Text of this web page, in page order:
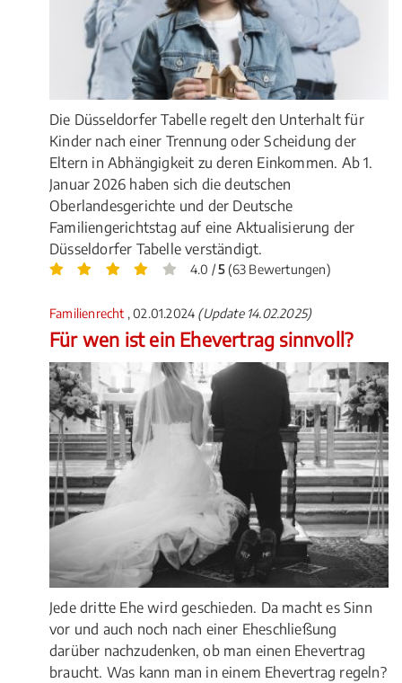
Die Düsseldorfer Tabelle regelt den Unterhalt für
Kinder nach einer Trennung oder Scheidung der
Eltern in Abhängigkeit zu deren Einkommen. Ab 1.
Januar 2026 haben sich die deutschen
Oberlandesgerichte und der Deutsche
Familiengerichtstag auf eine Aktualisierung der
Düsseldorfer Tabelle verständigt.
4.0 /5(63 Bewertungen)
Familienrecht , 02.01.2024 (Update 14.02.2025)
Für wen ist ein Ehevertrag sinnvoll?
Jede dritte Ehe wird geschieden. Da macht es Sinn
vor und auch noch nach einer Eheschließung
darüber nachzudenken, ob man einen Ehevertrag
braucht. Was kann man in einem Ehevertrag regeln?